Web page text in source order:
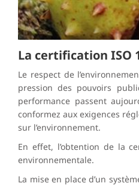
La certification ISO
Le respect de
pression des pouvoirs
performance passent
conformez aux exigences
sur l’environnement.
En effet, l’obtention de la
environnementale.
La mise en place d’un